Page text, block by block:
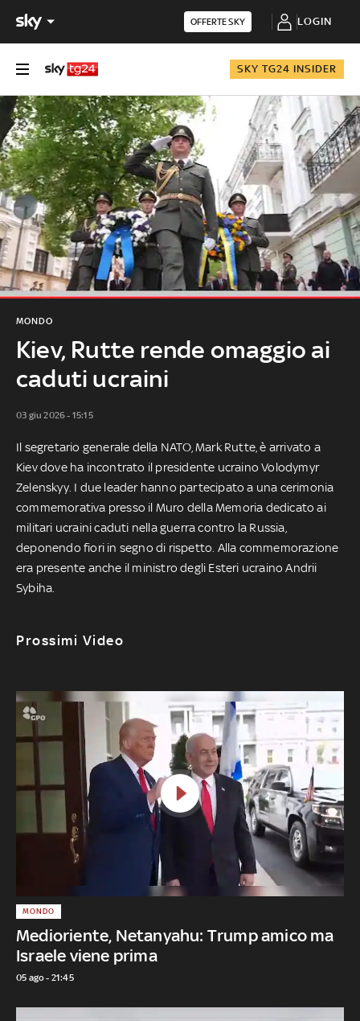
OFFERTE SKY LOGIN
SKY TG24 INSIDER
Kiev, Rutte rende omaggio ai
caduti ucraini
MONDO
03 giu 2026 - 15:15
Il segretario generale della NATO, Mark Rutte, è arrivato a
Kiev dove ha incontrato il presidente ucraino Volodymyr
Zelenskyy. I due leader hanno partecipato a una cerimonia
commemorativa presso il Muro della Memoria dedicato ai
militari ucraini caduti nella guerra contro la Russia,
deponendo fiori in segno di rispetto. Alla commemorazione
era presente anche il ministro degli Esteri ucraino Andrii
Sybiha.
Prossimi Video
Medioriente, Netanyahu: Trump amico ma
Israele viene prima
MONDO
05 ago - 21:45